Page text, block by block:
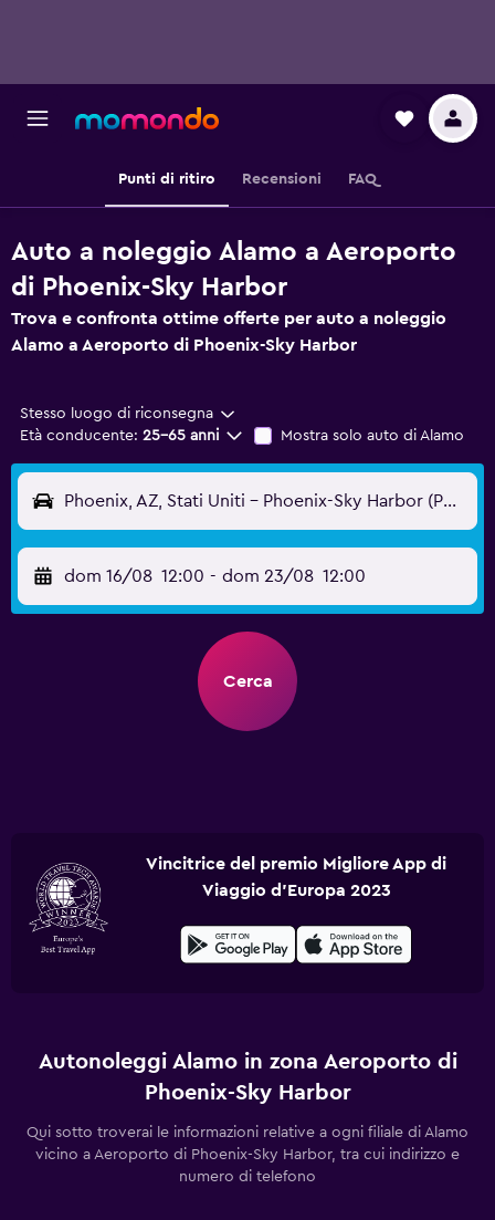
Punti di ritiro Recensioni FAQ
Auto a noleggio Alamo a Aeroporto
di Phoenix-Sky Harbor
Trova e confronta ottime offerte per auto a noleggio
Alamo a Aeroporto di Phoenix-Sky Harbor
Stesso luogo di riconsegna
Età conducente: 25-65 anni Mostra solo auto di Alamo
Phoenix, AZ, Stati Uniti - Phoenix-Sky Harbor (PHX)
dom 16/08 12:00 - dom 23/08 12:00
Cerca
Vincitrice del premio Migliore App di
Viaggio d'Europa 2023
Autonoleggi Alamo in zona Aeroporto di
Phoenix-Sky Harbor
Qui sotto troverai le informazioni relative a ogni filiale di Alamo
vicino a Aeroporto di Phoenix-Sky Harbor, tra cui indirizzo e
numero di telefono